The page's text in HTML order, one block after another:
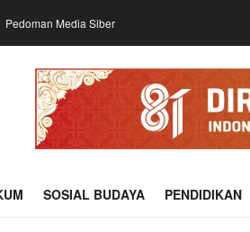
Pedoman Media Siber
SOSIAL BUDAYA PENDIDIKAN